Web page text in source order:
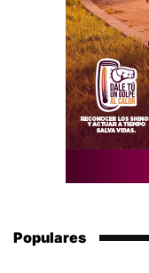
Populares